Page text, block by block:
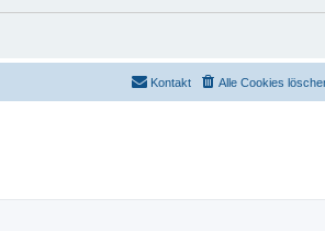
Alle Cookies
Kontakt